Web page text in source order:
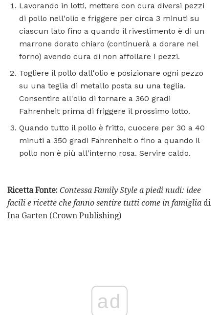
Lavorando in lotti, mettere con cura diversi pezzi
di pollo nell'olio e friggere per circa 3 minuti su
ciascun lato fino a quando il rivestimento è di un
marrone dorato chiaro (continuerà a dorare nel
forno) avendo cura di non affollare i pezzi.
Togliere il pollo dall'olio e posizionare ogni pezzo
su una teglia di metallo posta su una teglia.
Consentire all'olio di tornare a 360 gradi
Fahrenheit prima di friggere il prossimo lotto.
Quando tutto il pollo è fritto, cuocere per 30 a 40
minuti a 350 gradi Fahrenheit o fino a quando il
pollo non è più all'interno rosa. Servire caldo.
Ricetta Fonte: Contessa Family Style a piedi nudi: idee
facili e ricette che fanno sentire tutti come in famiglia di
Ina Garten (Crown Publishing)
ad